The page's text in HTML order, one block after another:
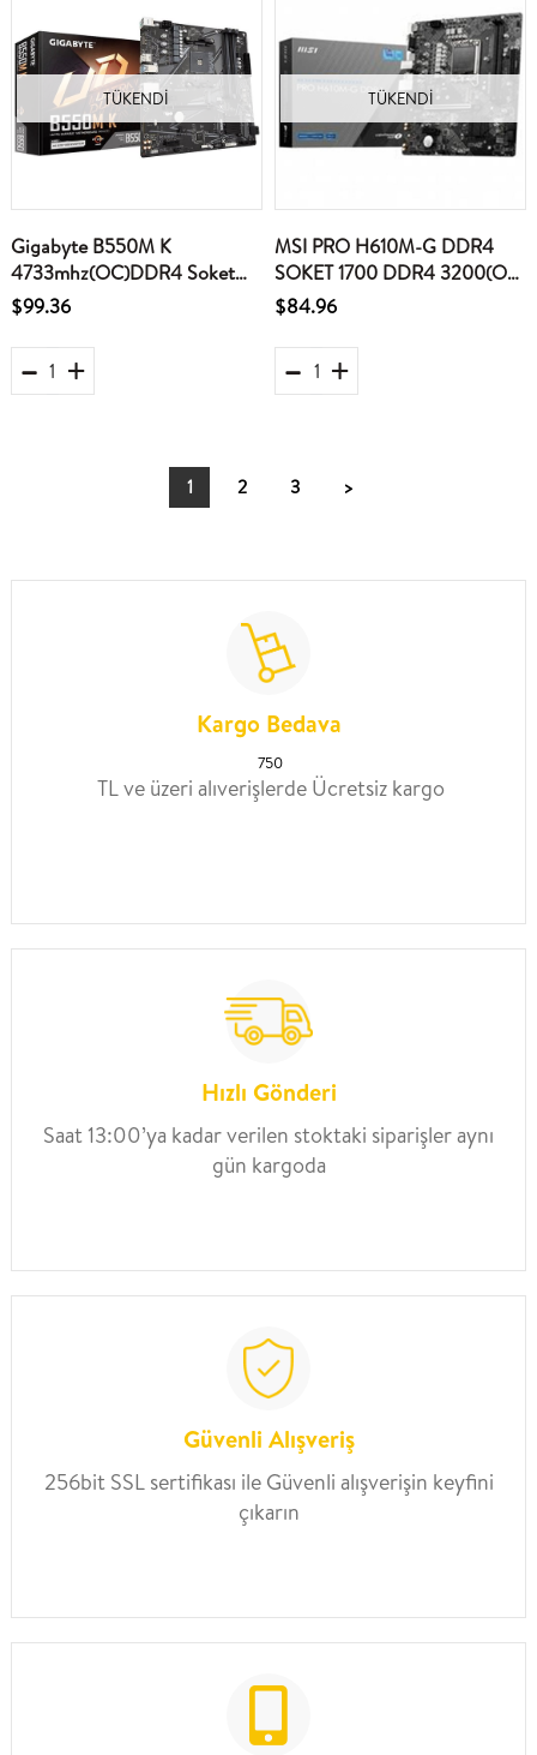
TÜKENDI
Gigabyte B550M K
4733mhz(OC)DDR4 Soket
AM4 M.2 HDMI DP mATX
$99.36
TÜKENDI
MSI PRO H610M-G DDR4
SOKET 1700 DDR4 3200(OC)
PCI-E GEN 4 M.2 USB3.2 1X
$84.96
1 2 3 >
Kargo Bedava
750
TL ve üzeri alıverişlerde Ücretsiz kargo
Hızlı Gönderi
Saat 13:00’ya kadar verilen stoktaki siparişler aynı
gün kargoda
Güvenli Alışveriş
256bit SSL sertifikası ile Güvenli alışverişin keyfini
çıkarın